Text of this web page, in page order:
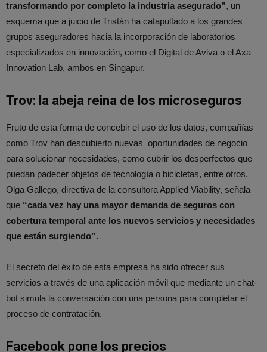
transformando por completo la industria asegurado”, un
esquema que a juicio de Tristán ha catapultado a los grandes
grupos aseguradores hacia la incorporación de laboratorios
especializados en innovación, como el Digital de Aviva o el Axa
Innovation Lab, ambos en Singapur.
Trov: la abeja reina de los microseguros
Fruto de esta forma de concebir el uso de los datos, compañías
como Trov han descubierto nuevas oportunidades de negocio
para solucionar necesidades, como cubrir los desperfectos que
puedan padecer objetos de tecnología o bicicletas, entre otros.
Olga Gallego, directiva de la consultora Applied Viability, señala
que “cada vez hay una mayor demanda de seguros con
cobertura temporal ante los nuevos servicios y necesidades
que están surgiendo”.
El secreto del éxito de esta empresa ha sido ofrecer sus
servicios a través de una aplicación móvil que mediante un chat-
bot simula la conversación con una persona para completar el
proceso de contratación.
Facebook pone los precios